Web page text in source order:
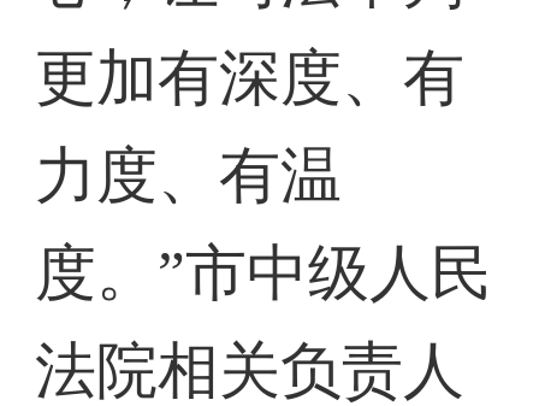
更加有深度、有
力度、有温
度。”市中级人民
法院相关负责人